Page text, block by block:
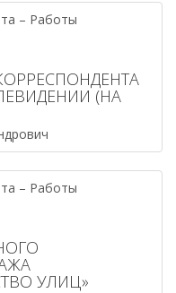
– Работы
(НА
– Работы
УЛИЦ»